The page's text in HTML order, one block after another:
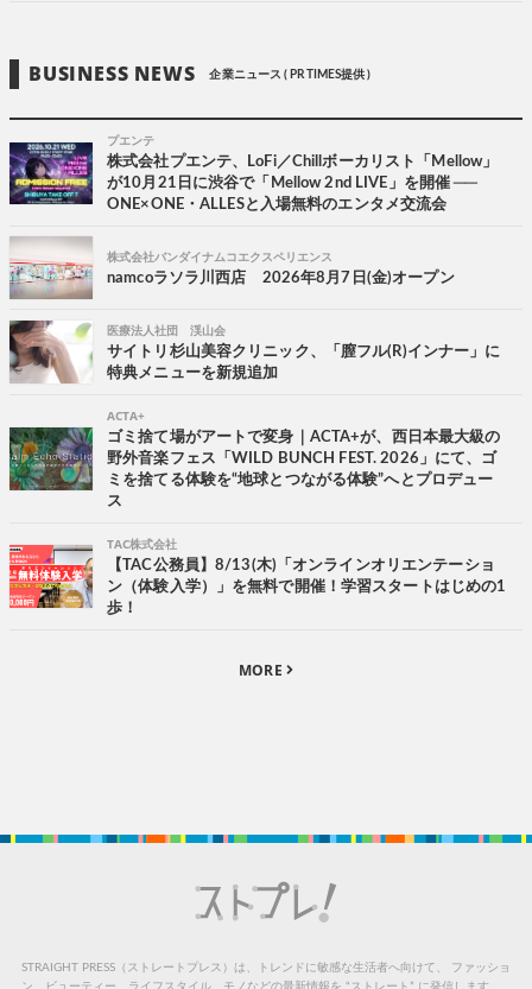
BUSINESS NEWS 企業ニュース ( PR TIMES提供 )
プエンテ
株式会社プエンテ、LoFi／Chillボーカリスト「Mellow」
が10月21日に渋谷で「Mellow 2nd LIVE」を開催 ──
ONE×ONE・ALLESと入場無料のエンタメ交流会
株式会社バンダイナムコエクスペリエンス
namcoラソラ川西店 2026年8月7日(金)オープン
医療法人社団 渓山会
サイトリ杉山美容クリニック、「膣フル(R)インナー」に
特典メニューを新規追加
ACTA+
ゴミ捨て場がアートで変身｜ACTA+が、西日本最大級の
野外音楽フェス「WILD BUNCH FEST. 2026」にて、ゴ
ミを捨てる体験を“地球とつながる体験”へとプロデュー
ス
TAC株式会社
【TAC公務員】8/13(木)「オンラインオリエンテーショ
ン（体験入学）」を無料で開催！学習スタートはじめの1
歩！
MORE
STRAIGHT PRESS（ストレートプレス）は、トレンドに敏感な生活者へ向けて、
ファッショ